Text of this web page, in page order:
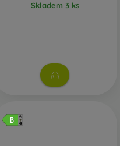
Skladem 3 ks